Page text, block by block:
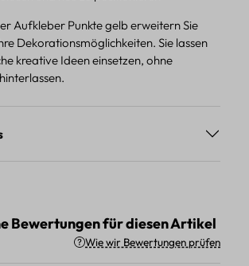
Aufkleber Punkte gelb erweitern Sie
Dekorationsmöglichkeiten. Sie lassen
kreative Ideen einsetzen, ohne
Bewertungen für diesen Artikel
Wie wir Bewertungen prüfen